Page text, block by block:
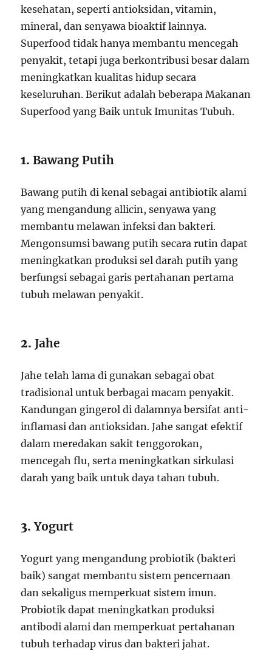
kesehatan, seperti antioksidan, vitamin,
mineral, dan senyawa bioaktif lainnya.
Superfood tidak hanya membantu mencegah
penyakit, tetapi juga berkontribusi besar dalam
meningkatkan kualitas hidup secara
keseluruhan. Berikut adalah beberapa Makanan
Superfood yang Baik untuk Imunitas Tubuh.
1.Bawang Putih
Bawang putih di kenal sebagai antibiotik alami
yang mengandung allicin, senyawa yang
membantu melawan infeksi dan bakteri.
Mengonsumsi bawang putih secara rutin dapat
meningkatkan produksi sel darah putih yang
berfungsi sebagai garis pertahanan pertama
tubuh melawan penyakit.
2.Jahe
Jahe telah lama di gunakan sebagai obat
tradisional untuk berbagai macam penyakit.
Kandungan gingerol di dalamnya bersifat anti-
inflamasi dan antioksidan. Jahe sangat efektif
dalam meredakan sakit tenggorokan,
mencegah flu, serta meningkatkan sirkulasi
darah yang baik untuk daya tahan tubuh.
3.Yogurt
Yogurt yang mengandung probiotik (bakteri
baik) sangat membantu sistem pencernaan
dan sekaligus memperkuat sistem imun.
Probiotik dapat meningkatkan produksi
antibodi alami dan memperkuat pertahanan
tubuh terhadap virus dan bakteri jahat.